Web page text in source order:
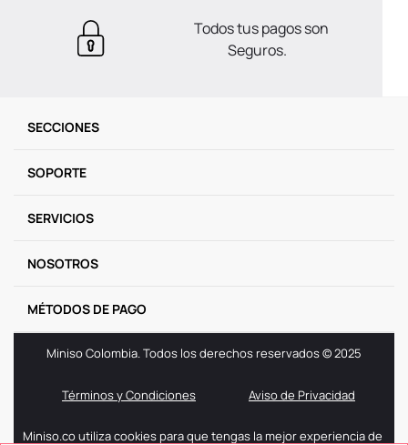
Todos tus pagos son
Seguros.
SECCIONES
SOPORTE
SERVICIOS
NOSOTROS
MÉTODOS DE PAGO
Miniso Colombia. Todos los derechos reservados © 2025
Términos y Condiciones Aviso de Privacidad
Miniso.co utiliza cookies para que tengas la mejor experiencia de